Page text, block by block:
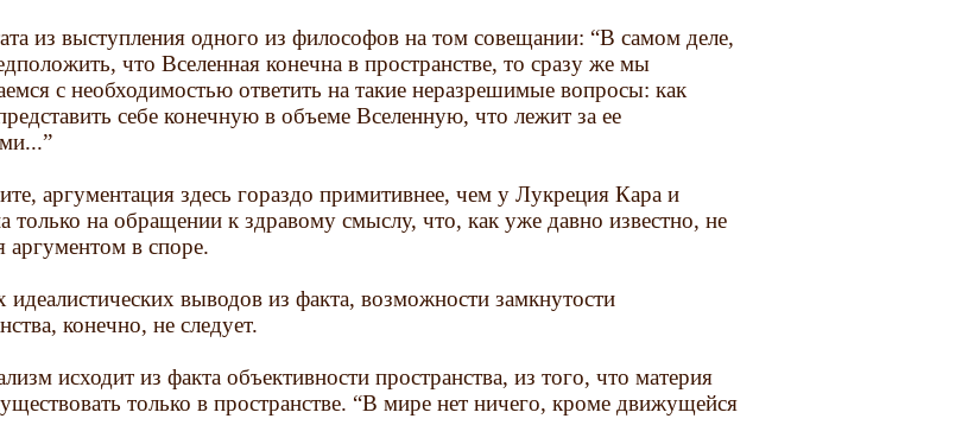
из выступления одного из философов на том совещании: “В самом деле,
что Вселенная конечна в пространстве, то сразу же мы
с необходимостью ответить на такие неразрешимые вопросы: как
себе конечную в объеме Вселенную, что лежит за ее
аргументация здесь гораздо примитивнее, чем у Лукреция Кара и
только на обращении к здравому смыслу, что, как уже давно известно, не
аргументом в споре.
идеалистических выводов из факта, возможности замкнутости
конечно, не следует.
исходит из факта объективности пространства, из того, что материя
только в пространстве. “В мире нет ничего, кроме движущейся